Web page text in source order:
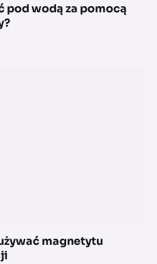
pod wodą za pomocą
magnetytu